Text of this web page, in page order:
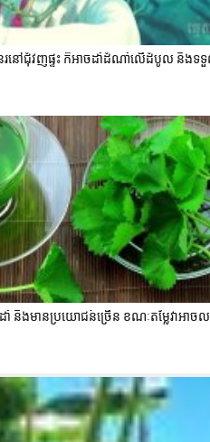
រនៅជុំវិញផ្ទះ ក៏អាចដាំដំណាំលើដំបូល និងទ
និងមានប្រយោជន៍ច្រើន ខណៈតម្លៃវាអាច